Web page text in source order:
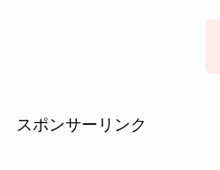
スポンサーリンク